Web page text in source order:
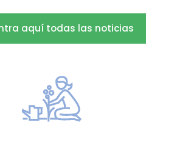
aquí todas las noticias